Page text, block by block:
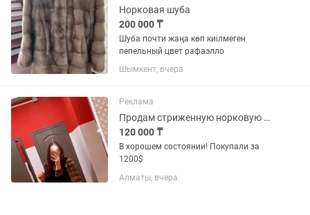
Норковая шуба
200 000 ₸
Шуба почти жаңа көп киілмеген
пепельный цвет рафаэлло
Шымкент, вчера
Реклама
Продам стриженную норковую шубу в хорошем состоянии
120 000 ₸
В хорошем состоянии! Покупали за
1200$
Алматы, вчера